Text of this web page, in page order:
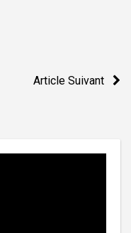
Article Suivant